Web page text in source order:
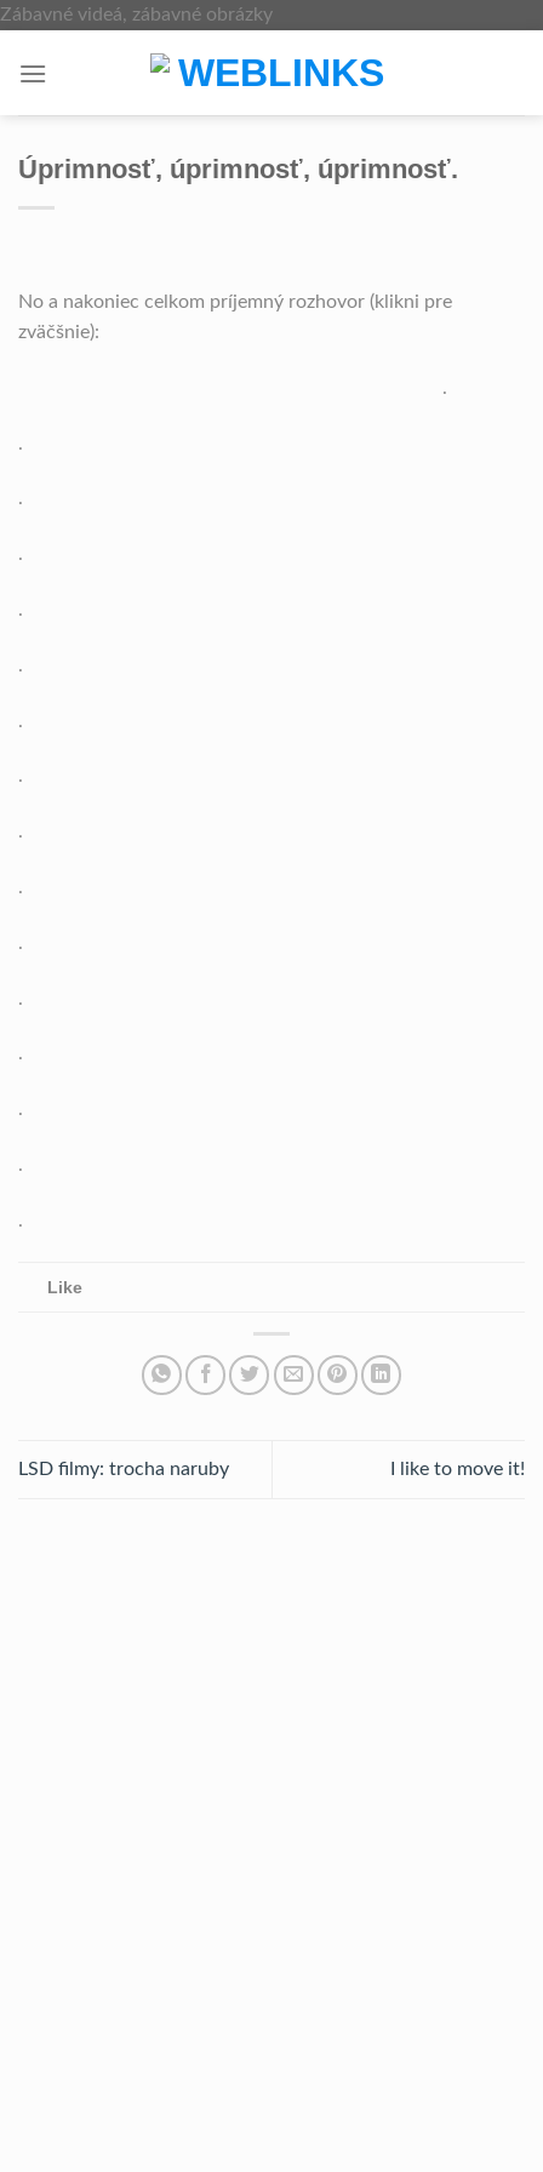
Zábavné videá, zábavné obrázkySkip
content
Úprimnosť, úprimnosť, úprimnosť.
No a nakoniec celkom príjemný rozhovor (klikni pre
zväčšnie):
.
.
.
.
.
.
.
.
.
.
.
.
.
.
.
.
Like
LSD filmy: trocha naruby I like to move it!